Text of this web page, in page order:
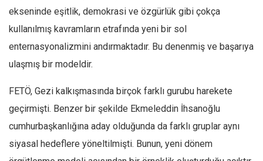
ekseninde eşitlik, demokrasi ve özgürlük gibi çokça
kullanılmış kavramların etrafında yeni bir sol
enternasyonalizmini andırmaktadır. Bu denenmiş ve başarıya
ulaşmış bir modeldir.
FETÖ, Gezi kalkışmasında birçok farklı gurubu harekete
geçirmişti. Benzer bir şekilde Ekmeleddin İhsanoğlu
cumhurbaşkanlığına aday olduğunda da farklı gruplar aynı
siyasal hedeflere yöneltilmişti. Bunun, yeni dönem